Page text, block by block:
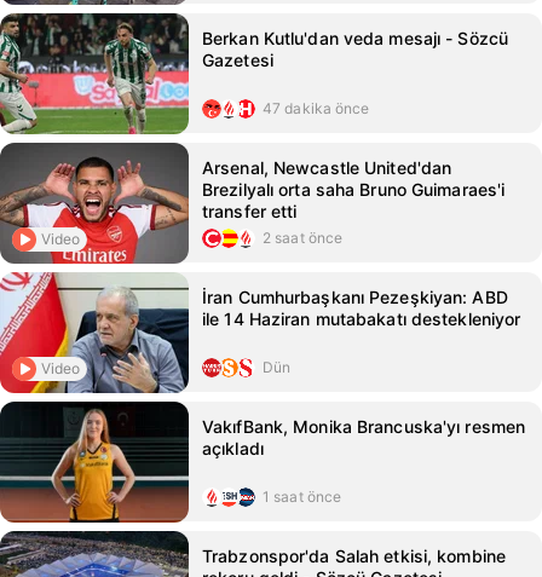
Berkan Kutlu'dan veda mesajı - Sözcü
Gazetesi
47 dakika önce
Video
Arsenal, Newcastle United'dan
Brezilyalı orta saha Bruno Guimaraes'i
transfer etti
2 saat önce
Video
İran Cumhurbaşkanı Pezeşkiyan: ABD
ile 14 Haziran mutabakatı destekleniyor
Dün
VakıfBank, Monika Brancuska'yı resmen
açıkladı
1 saat önce
Trabzonspor'da Salah etkisi, kombine